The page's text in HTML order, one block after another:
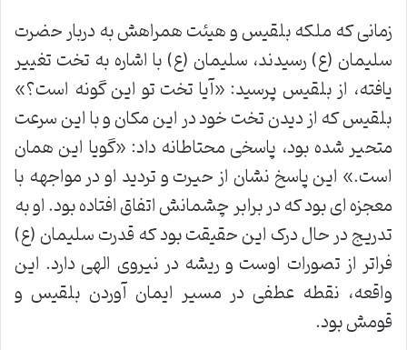
زمانی که ملکه بلقیس و هیئت همراهش به دربار حضرت
سلیمان (ع) رسیدند، سلیمان (ع) با اشاره به تخت تغییر
یافته، از بلقیس پرسید: «آیا تخت تو این گونه است؟»
بلقیس که از دیدن تخت خود در این مکان و با این سرعت
متحیر شده بود، پاسخی محتاطانه داد: «گویا این همان
است.» این پاسخ نشان از حیرت و تردید او در مواجهه با
معجزه ای بود که در برابر چشمانش اتفاق افتاده بود. او به
تدریج در حال درک این حقیقت بود که قدرت سلیمان (ع)
فراتر از تصورات اوست و ریشه در نیروی الهی دارد. این
واقعه، نقطه عطفی در مسیر ایمان آوردن بلقیس و
قومش بود.